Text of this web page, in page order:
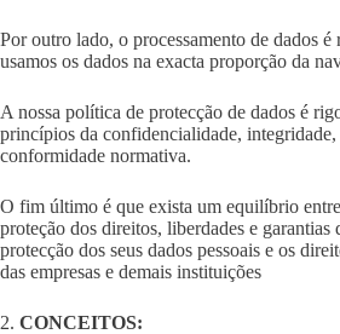
Por outro lado, o processamento de dados é
usamos os dados na exacta proporção da
A nossa política de protecção de dados é
princípios da confidencialidade,
conformidade normativa.
O fim último é que exista um equilíbrio
proteção dos direitos, liberdades e
protecção dos seus dados pessoais e os
das empresas e demais instituições
2. CONCEITOS: